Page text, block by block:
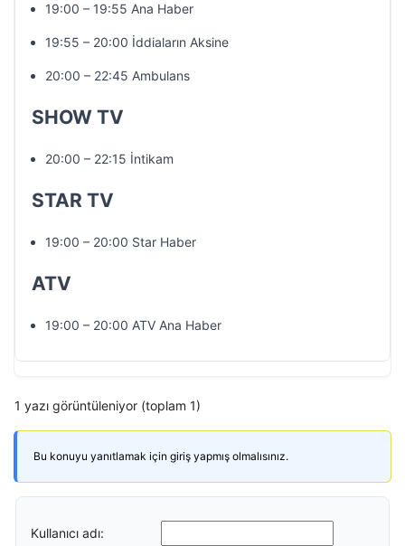
19:00 – 19:55 Ana Haber
19:55 – 20:00 İddiaların Aksine
20:00 – 22:45 Ambulans
SHOW TV
20:00 – 22:15 İntikam
STAR TV
19:00 – 20:00 Star Haber
ATV
19:00 – 20:00 ATV Ana Haber
1 yazı görüntüleniyor (toplam 1)
Bu konuyu yanıtlamak için giriş yapmış olmalısınız.
Kullanıcı adı: